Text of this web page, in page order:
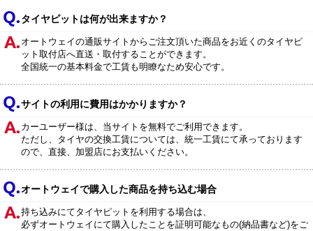
タイヤピットは何が出来ますか？
オートウェイの通販サイトからご注文頂いた商品をお近くのタイヤピ
ット取付店へ直送・取付することができます。
全国統一の基本料金で工賃も明瞭なため安心です。
サイトの利用に費用はかかりますか？
カーユーザー様は、当サイトを無料でご利用できます。
ただし、タイヤの交換工賃については、統一工賃にて承っております
ので、直接、加盟店にお支払いください。
オートウェイで購入した商品を持ち込む場合
持ち込みにてタイヤピットを利用する場合は、
必ずオートウェイにて購入したことを証明可能なもの(納品書など)をご